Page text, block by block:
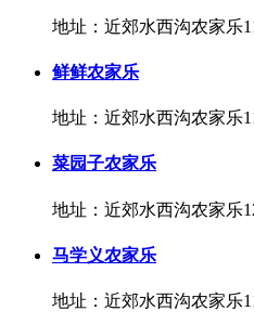
地址：近郊水西沟农家乐
鲜鲜农家乐
地址：近郊水西沟农家乐
菜园子农家乐
地址：近郊水西沟农家乐
马学义农家乐
地址：近郊水西沟农家乐